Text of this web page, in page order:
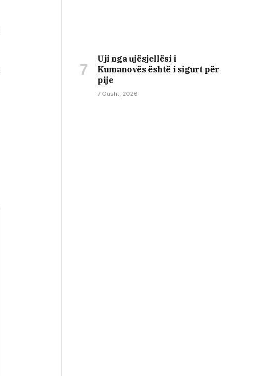
Uji nga ujësjellësi i
Kumanovës është i sigurt për
pije
7 Gusht, 2026